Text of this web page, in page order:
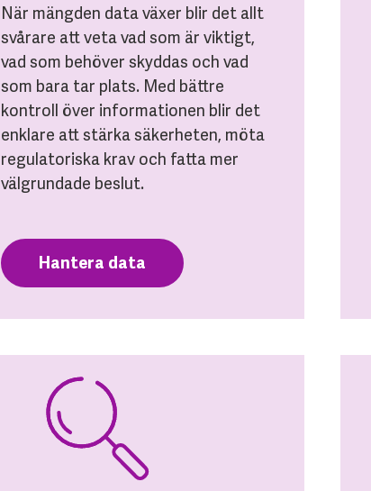
När mängden data växer blir det allt
svårare att veta vad som är viktigt,
vad som behöver skyddas och vad
som bara tar plats. Med bättre
kontroll över informationen blir det
enklare att stärka säkerheten, möta
regulatoriska krav och fatta mer
välgrundade beslut.
Hantera data